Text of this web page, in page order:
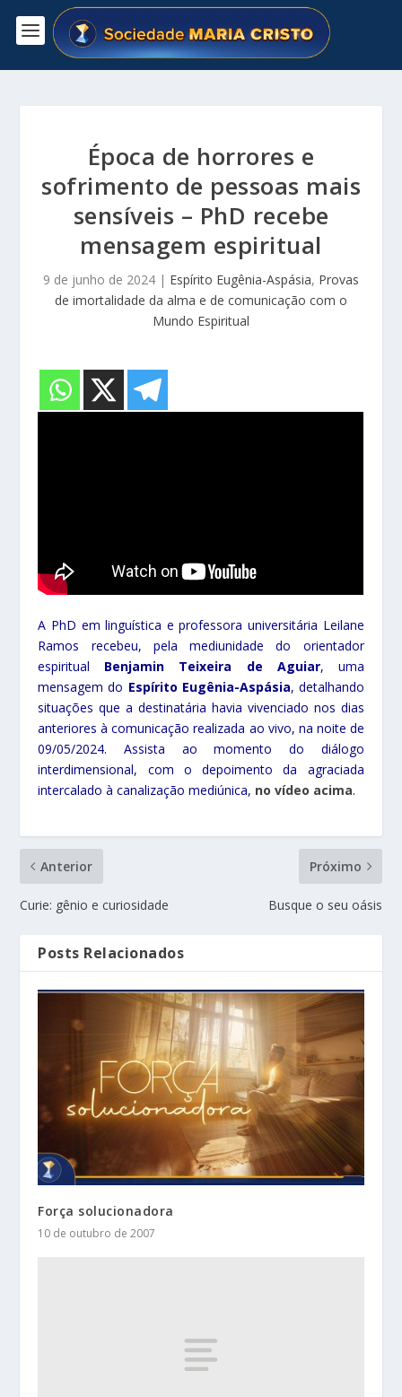
Época de horrores e
sofrimento de pessoas mais
sensíveis – PhD recebe
mensagem espiritual
9 de junho de 2024 | Espírito Eugênia-Aspásia, Provas
de imortalidade da alma e de comunicação com o
Mundo Espiritual
A PhD em linguística e professora universitária Leilane
Ramos recebeu, pela mediunidade do orientador
espiritual Benjamin Teixeira de Aguiar, uma
mensagem do Espírito Eugênia-Aspásia, detalhando
situações que a destinatária havia vivenciado nos dias
anteriores à comunicação realizada ao vivo, na noite de
09/05/2024. Assista ao momento do diálogo
interdimensional, com o depoimento da agraciada
intercalado à canalização mediúnica, no vídeo acima.
Anterior
Curie: gênio e curiosidade
Próximo
Busque o seu oásis
Posts Relacionados
Força solucionadora
10 de outubro de 2007